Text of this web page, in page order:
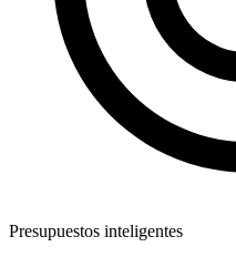
Presupuestos inteligentes